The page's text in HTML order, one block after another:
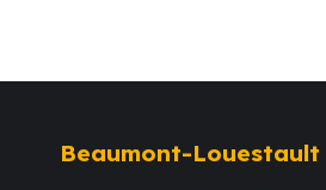
Beaumont-Louestault